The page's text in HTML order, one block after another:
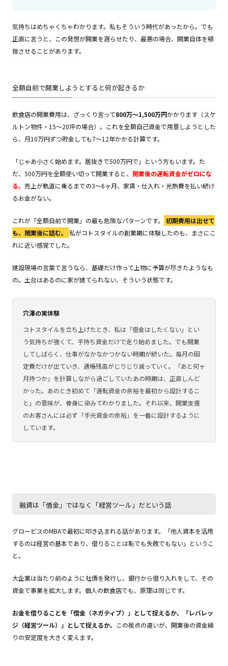
気持ちはめちゃくちゃわかります。私もそういう時代があったから。でも
正直に言うと、この発想が開業を遅らせたり、最悪の場合、開業自体を頓
挫させることがあります。
全額自前で開業しようとすると何が起きるか
飲食店の開業費用は、ざっくり言って800万〜1,500万円かかります（スケ
ルトン物件・15〜20坪の場合）。これを全額自己資金で用意しようとした
ら、月10万円ずつ貯金しても7〜12年かかる計算です。
「じゃあ小さく始めます。居抜きで500万円で」という方もいます。た
だ、500万円を全額使い切って開業すると、 開業後の運転資金がゼロにな
る。 売上が軌道に乗るまでの3〜6ヶ月、家賃・仕入れ・光熱費を払い続け
るお金がない。
これが「全額自前で開業」の最も危険なパターンです。
初期費用は出せて
も、開業後に詰む。
私がコトスタイルの創業期に体験したのも、まさにこ
れに近い感覚でした。
建設現場の言葉で言うなら、基礎だけ作って上物に予算が尽きたようなも
の。土台はあるのに家が建てられない、そういう状態です。
穴澤の実体験
コトスタイルを立ち上げたとき、私は「借金はしたくない」とい
う気持ちが強くて、手持ち資金だけで走り始めました。でも開業
してしばらく、仕事がなかなかつかない時期が続いた。毎月の固
定費だけが出ていき、通帳残高がじりじり減っていく。「あと何ヶ
月持つか」を計算しながら過ごしていたあの時期は、正直しんど
かった。あのとき初めて「運転資金の余裕を最初から設計するこ
と」の意味が、骨身に染みてわかりました。それ以来、開業支援
のお客さんには必ず「手元資金の余裕」を一番に設計するように
しています。
融資は「借金」ではなく「経営ツール」だという話
グロービスのMBAで最初に叩き込まれる話があります。「他人資本を活用
するのは経営の基本であり、借りることは恥でも失敗でもない」というこ
と。
大企業は当たり前のように社債を発行し、銀行から借り入れをして、その
資金で事業を拡大します。個人の飲食店でも、原理は同じです。
お金を借りることを「借金（ネガティブ）」として捉えるか、「レバレッ
ジ（経営ツール）」として捉えるか。 この視点の違いが、開業後の資金繰
りの安定度を大きく変えます。